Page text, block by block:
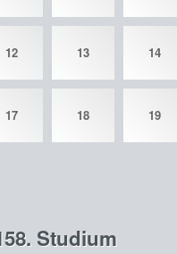
12 13 14
17 18 19
Studium